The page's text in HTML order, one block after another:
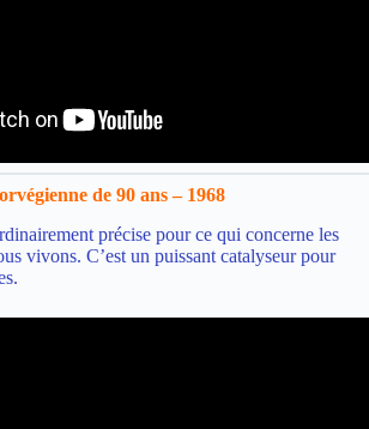
de 90 ans – 1968
précise pour ce qui concerne les
vivons. C’est un puissant catalyseur pour